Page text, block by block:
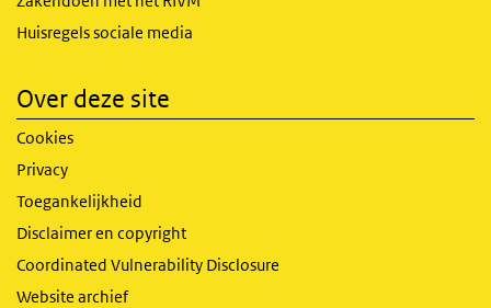
Huisregels sociale media
Over deze site
Cookies
Privacy
Toegankelijkheid
Disclaimer en copyright
Coordinated Vulnerability Disclosure
Website archief